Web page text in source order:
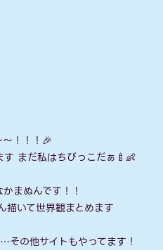
！！！🎉
まだ私はちびっこだぁ🍼👶
まぬんです！！
描いて世界観まとめます
の他サイトもやってます！